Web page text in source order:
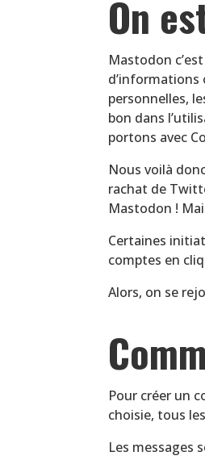
On
Mastodon
d’informations
personnelles,
bon dans
portons avec
Nous voilà
rachat de
Mastodon !
Certaines
comptes en
Alors, on se
Pour créer un
choisie, tous
Les messages